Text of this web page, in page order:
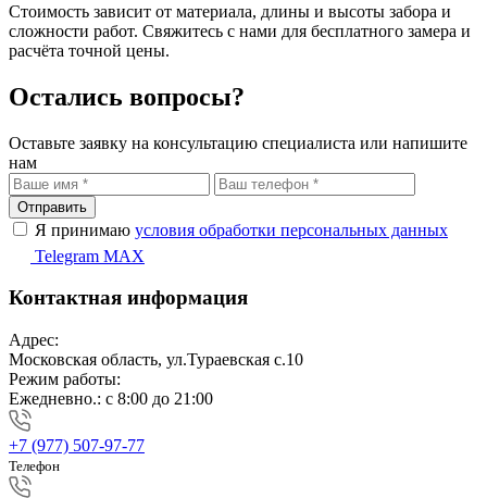
Стоимость зависит от материала, длины и высоты забора и
сложности работ. Свяжитесь с нами для бесплатного замера и
расчёта точной цены.
Остались вопросы?
Оставьте заявку на консультацию специалиста или напишите
нам
Отправить
Я принимаю условия обработки персональных данных
Telegram MAX
Контактная информация
Адрес:
Московская область, ул.Тураевская с.10
Режим работы:
Ежедневно.: с 8:00 до 21:00
+7 (977) 507-97-77
Телефон